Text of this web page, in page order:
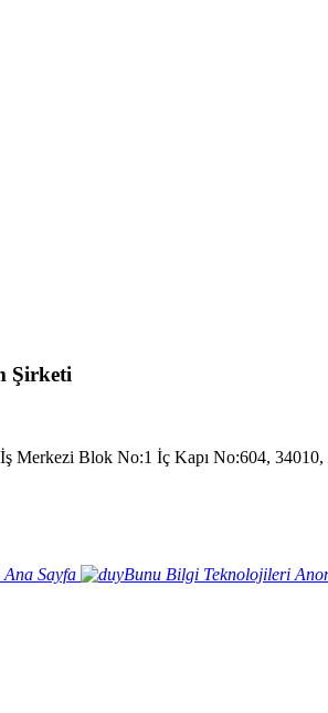
Şirketi
Merkezi Blok No:1 İç Kapı No:604, 34010,
Ana Sayfa